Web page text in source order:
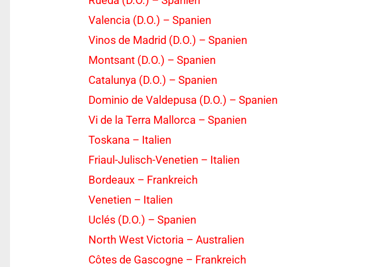
Valencia (D.O.) – Spanien
Vinos de Madrid (D.O.) – Spanien
Montsant (D.O.) – Spanien
Catalunya (D.O.) – Spanien
Dominio de Valdepusa (D.O.) – Spanien
Vi de la Terra Mallorca – Spanien
Toskana – Italien
Friaul-Julisch-Venetien – Italien
Bordeaux – Frankreich
Venetien – Italien
Uclés (D.O.) – Spanien
North West Victoria – Australien
Côtes de Gascogne – Frankreich